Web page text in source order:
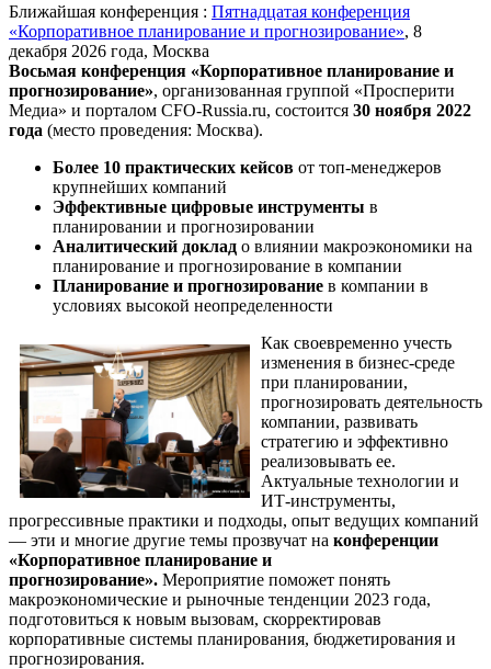
Ближайшая конференция : Пятнадцатая конференция
«Корпоративное планирование и прогнозирование», 8
декабря 2026 года, Москва
Восьмая конференция «Корпоративное планирование и
прогнозирование», организованная группой «Просперити
Медиа» и порталом CFO-Russia.ru, состоится 30 ноября 2022
года (место проведения: Москва).
Более 10 практических кейсов от топ-менеджеров
крупнейших компаний
Эффективные цифровые инструменты в
планировании и прогнозировании
Аналитический доклад о влиянии макроэкономики на
планирование и прогнозирование в компании
Планирование и прогнозирование в компании в
условиях высокой неопределенности
Как своевременно учесть
изменения в бизнес-среде
при планировании,
прогнозировать деятельность
компании, развивать
стратегию и эффективно
реализовывать ее.
Актуальные технологии и
ИТ-инструменты,
прогрессивные практики и подходы, опыт ведущих компаний
— эти и многие другие темы прозвучат на конференции
«Корпоративное планирование и
прогнозирование». Мероприятие поможет понять
макроэкономические и рыночные тенденции 2023 года,
подготовиться к новым вызовам, скорректировав
корпоративные системы планирования, бюджетирования и
прогнозирования.